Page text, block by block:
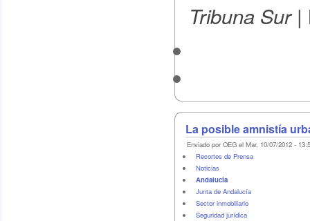
Tribuna Sur |
La posible amnistía
Enviado por OEG el Mar, 10/07/2012 -
Recortes de Prensa
Noticias
Andalucía
Junta de Andalucía
Sector inmobiliario
Seguridad jurídica